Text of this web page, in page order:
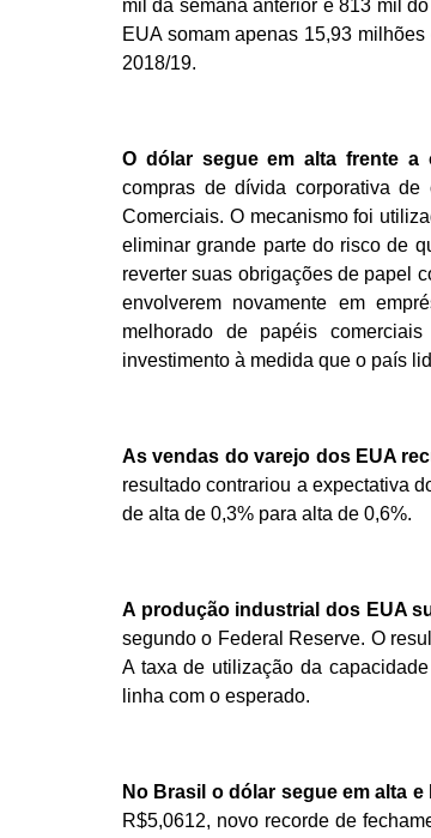
mil da semana anterior e 813 mil
EUA somam apenas 15,93
2018/19.
O dólar segue em alta frente a
compras de dívida corporativa
Comerciais. O mecanismo foi
eliminar grande parte do risco de
reverter suas obrigações de papel
envolverem novamente em
melhorado de papéis
investimento à medida que o país
As vendas do varejo dos EUA
resultado contrariou a expectativa
de alta de 0,3% para alta de 0,6%.
A produção industrial dos EUA
segundo o Federal Reserve. O
A taxa de utilização da
linha com o esperado.
No Brasil o dólar segue em alta
R$5,0612, novo recorde de